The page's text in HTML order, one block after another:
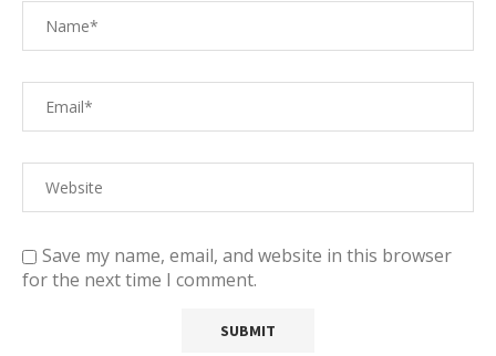
Save my name, email, and website in this browser
for the next time I comment.